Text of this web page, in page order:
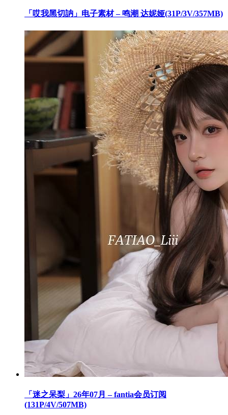
「哎我黑切訥」电子素材 – 鸣潮 达妮娅(31P/3V/357MB)
「迷之呆梨」26年07月 – fantia会员订阅
(131P/4V/507MB)